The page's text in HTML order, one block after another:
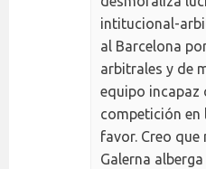
intitucional-
al Barcelona
arbitrales y de
equipo incapaz
competición en
favor. Creo que
Galerna